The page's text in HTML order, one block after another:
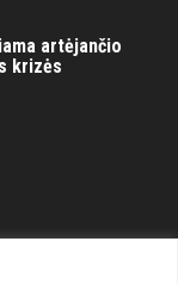
artėjančio
krizės